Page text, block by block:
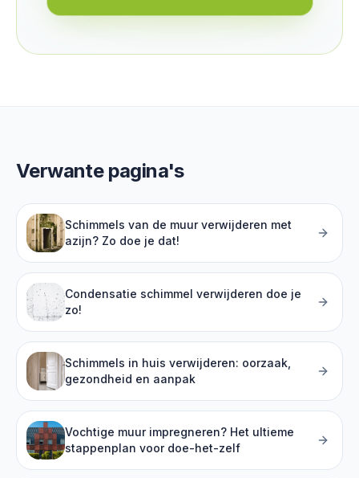
Verwante pagina's
Schimmels van de muur verwijderen met
azijn? Zo doe je dat!
Condensatie schimmel verwijderen doe je
zo!
Schimmels in huis verwijderen: oorzaak,
gezondheid en aanpak
Vochtige muur impregneren? Het ultieme
stappenplan voor doe-het-zelf